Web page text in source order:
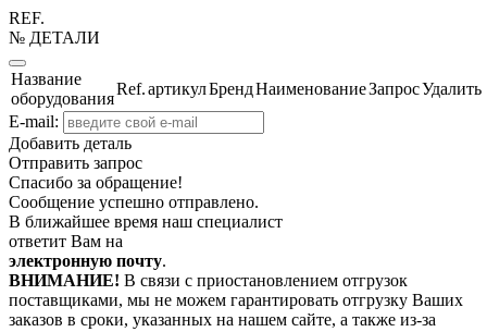
REF.
№ ДЕТАЛИ
Название
оборудования
Ref.артикулБрендНаименованиеЗапросУдалить
E-mail:
Добавить деталь
Отправить запрос
Спасибо за обращение!
Сообщение успешно отправлено.
В ближайшее время наш специалист
ответит Вам на
электронную почту.
ВНИМАНИЕ! В связи с приостановлением отгрузок
поставщиками, мы не можем гарантировать отгрузку Ваших
заказов в сроки, указанных на нашем сайте, а также из-за